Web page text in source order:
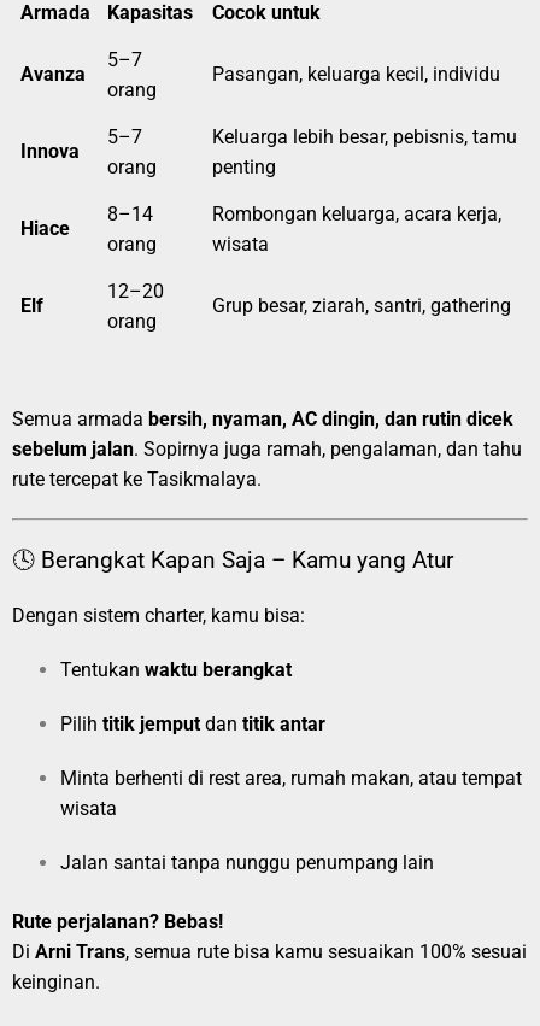
Armada Kapasitas Cocok untuk
Avanza
5–7
orang
Pasangan, keluarga kecil, individu
Innova
5–7
orang
Keluarga lebih besar, pebisnis, tamu
penting
Hiace
8–14
orang
Rombongan keluarga, acara kerja,
wisata
Elf
12–20
orang
Grup besar, ziarah, santri, gathering
Semua armada bersih, nyaman, AC dingin, dan rutin dicek
sebelum jalan. Sopirnya juga ramah, pengalaman, dan tahu
rute tercepat ke Tasikmalaya.
🕓 Berangkat Kapan Saja – Kamu yang Atur
Dengan sistem charter, kamu bisa:
Tentukan waktu berangkat
Pilih titik jemput dan titik antar
Minta berhenti di rest area, rumah makan, atau tempat
wisata
Jalan santai tanpa nunggu penumpang lain
Rute perjalanan? Bebas!
Di Arni Trans, semua rute bisa kamu sesuaikan 100% sesuai
keinginan.